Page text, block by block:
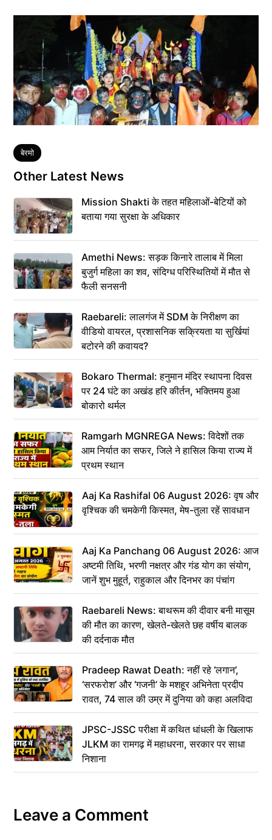
Tags
बेरमो
Other Latest News
Mission Shakti के तहत महिलाओं-बेटियों को
बताया गया सुरक्षा के अधिकार
Amethi News: सड़क किनारे तालाब में मिला
बुजुर्ग महिला का शव, संदिग्ध परिस्थितियों में मौत से
फैली सनसनी
Raebareli: लालगंज में SDM के निरीक्षण का
वीडियो वायरल, प्रशासनिक सक्रियता या सुर्खियां
बटोरने की कवायद?
Bokaro Thermal: हनुमान मंदिर स्थापना दिवस
पर 24 घंटे का अखंड हरि कीर्तन, भक्तिमय हुआ
बोकारो थर्मल
Ramgarh MGNREGA News: विदेशों तक
आम निर्यात का सफर, जिले ने हासिल किया राज्य में
प्रथम स्थान
Aaj Ka Rashifal 06 August 2026: वृष और
वृश्चिक की चमकेगी किस्मत, मेष-तुला रहें सावधान
Aaj Ka Panchang 06 August 2026: आज
अष्टमी तिथि, भरणी नक्षत्र और गंड योग का संयोग,
जानें शुभ मुहूर्त, राहुकाल और दिनभर का पंचांग
Raebareli News: बाथरूम की दीवार बनी मासूम
की मौत का कारण, खेलते-खेलते छह वर्षीय बालक
की दर्दनाक मौत
Pradeep Rawat Death: नहीं रहे ‘लगान’,
‘सरफरोश’ और ‘गजनी’ के मशहूर अभिनेता प्रदीप
रावत, 74 साल की उम्र में दुनिया को कहा अलविदा
JPSC-JSSC परीक्षा में कथित धांधली के खिलाफ
JLKM का रामगढ़ में महाधरना, सरकार पर साधा
निशाना
Leave a Comment